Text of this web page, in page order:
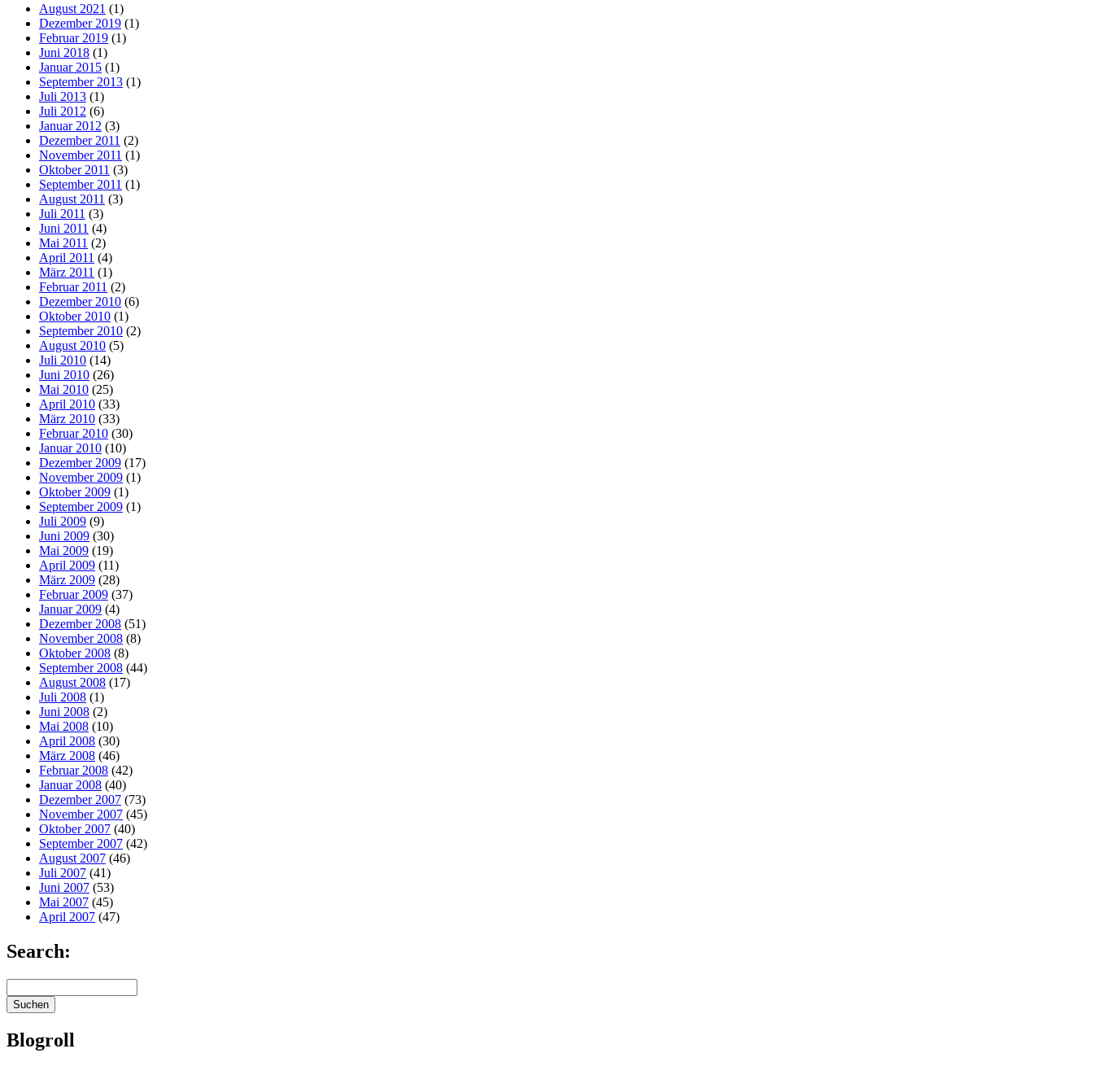
August 2021 (1)
Dezember 2019 (1)
Februar 2019 (1)
Juni 2018 (1)
Januar 2015 (1)
September 2013 (1)
Juli 2013 (1)
Juli 2012 (6)
Januar 2012 (3)
Dezember 2011 (2)
November 2011 (1)
Oktober 2011 (3)
September 2011 (1)
August 2011 (3)
Juli 2011 (3)
Juni 2011 (4)
Mai 2011 (2)
April 2011 (4)
März 2011 (1)
Februar 2011 (2)
Dezember 2010 (6)
Oktober 2010 (1)
September 2010 (2)
August 2010 (5)
Juli 2010 (14)
Juni 2010 (26)
Mai 2010 (25)
April 2010 (33)
März 2010 (33)
Februar 2010 (30)
Januar 2010 (10)
Dezember 2009 (17)
November 2009 (1)
Oktober 2009 (1)
September 2009 (1)
Juli 2009 (9)
Juni 2009 (30)
Mai 2009 (19)
April 2009 (11)
März 2009 (28)
Februar 2009 (37)
Januar 2009 (4)
Dezember 2008 (51)
November 2008 (8)
Oktober 2008 (8)
September 2008 (44)
August 2008 (17)
Juli 2008 (1)
Juni 2008 (2)
Mai 2008 (10)
April 2008 (30)
März 2008 (46)
Februar 2008 (42)
Januar 2008 (40)
Dezember 2007 (73)
November 2007 (45)
Oktober 2007 (40)
September 2007 (42)
August 2007 (46)
Juli 2007 (41)
Juni 2007 (53)
Mai 2007 (45)
April 2007 (47)
Search:
Blogroll